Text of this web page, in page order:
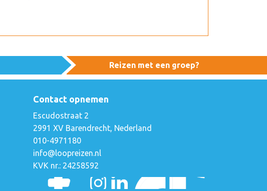
Reizen met een groep?
Contact opnemen
Escudostraat 2
2991 XV Barendrecht, Nederland
010-4971180
info@loopreizen.nl
KVK nr.: 24258592